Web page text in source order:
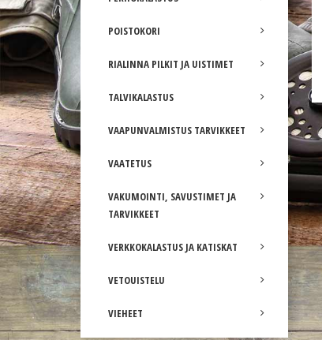
POISTOKORI
RIALINNA PILKIT JA UISTIMET
TALVIKALASTUS
VAAPUNVALMISTUS TARVIKKEET
VAATETUS
VAKUMOINTI, SAVUSTIMET JA
TARVIKKEET
VERKKOKALASTUS JA KATISKAT
VETOUISTELU
VIEHEET